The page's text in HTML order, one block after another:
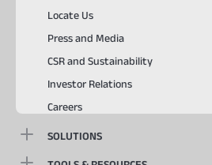
Locate Us
Press and Media
CSR and Sustainability
Investor Relations
Careers
SOLUTIONS